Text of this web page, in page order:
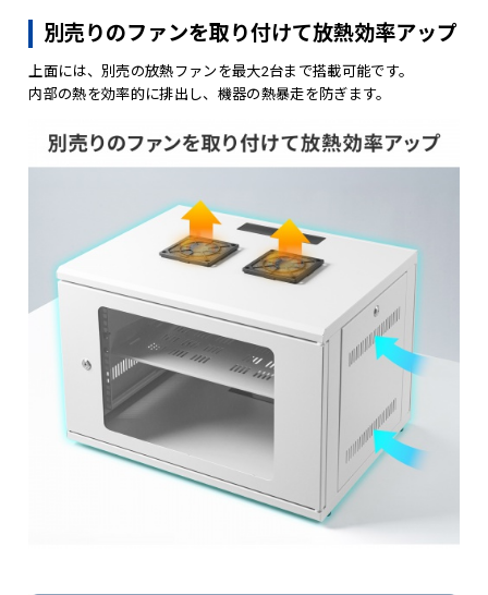
別売りのファンを取り付けて放熱効率アップ
上面には、別売の放熱ファンを最大2台まで搭載可能です。
内部の熱を効率的に排出し、機器の熱暴走を防ぎます。